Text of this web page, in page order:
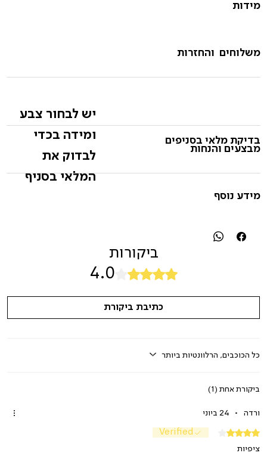
מידות
משלוחים והחזרות
יש לבחור צבע
ומידה בכדי
לבדוק את
המלאי בסניף
בדיקת מלאי בסניפים
מבצעים והנחות
מידע נוסף
ביקורות
דירוג של 4 מתוך 5 כוכבים. 4.0
כתיבת ביקורת
כל הכוכבים, הרלוונטיות ביותר
ביקורת אחת (1)
ורדה • 24 ביוני
דירוג של 4 מתוך 5 כוכבים. Verified
ציפיות